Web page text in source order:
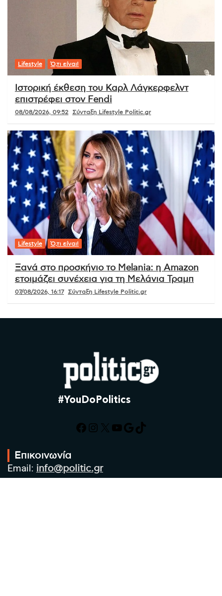
Lifestyle Ό,τι είναι!
Ιστορική έκθεση του Καρλ Λάγκερφελντ
επιστρέφει στον Fendi
08/08/2026, 09:52 Σύνταξη Lifestyle Politic.gr
Lifestyle Ό,τι είναι!
Ξανά στο προσκήνιο το Melania: η Amazon
ετοιμάζει συνέχεια για τη Μελάνια Τραμπ
07/08/2026, 16:17 Σύνταξη Lifestyle Politic.gr
#YouDoPolitics
Facebook
Instagram
X YouTube
Google
TikTok
Επικοινωνία
Email: info@politic.gr
Τηλ: